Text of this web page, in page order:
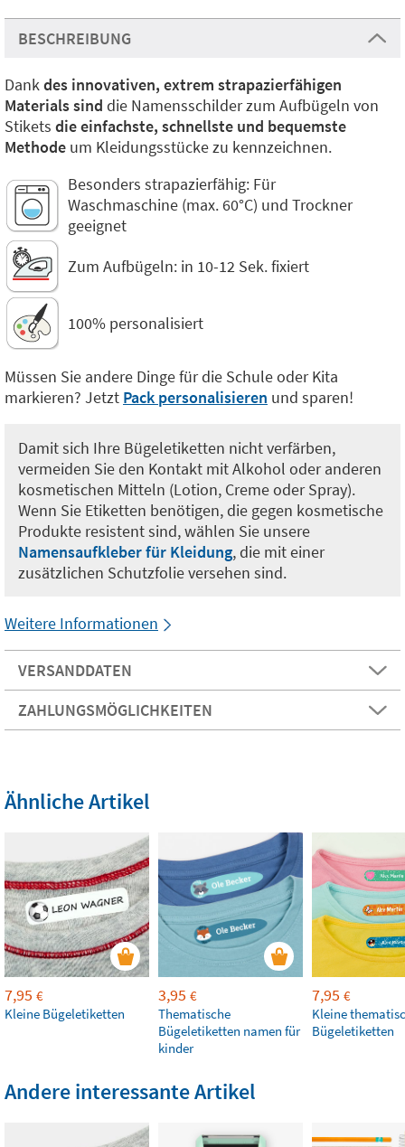
BESCHREIBUNG
Dankdes innovativen, extrem strapazierfähigen
Materials sind die Namensschilder zum Aufbügeln von
Stikets die einfachste, schnellste und bequemste
Methode um Kleidungsstücke zu kennzeichnen.
Besonders strapazierfähig: Für
Waschmaschine (max. 60°C) und Trockner
geeignet
Zum Aufbügeln: in 10-12 Sek. fixiert
100% personalisiert
Müssen Sie andere Dinge für die Schule oder Kita
markieren? Jetzt Pack personalisieren und sparen!
Damit sich Ihre Bügeletiketten nicht verfärben,
vermeiden Sie den Kontakt mit Alkohol oder anderen
kosmetischen Mitteln (Lotion, Creme oder Spray).
Wenn Sie Etiketten benötigen, die gegen kosmetische
Produkte resistent sind, wählen Sie unsere
Namensaufkleber für Kleidung, die mit einer
zusätzlichen Schutzfolie versehen sind.
Weitere Informationen
VERSANDDATEN
ZAHLUNGSMÖGLICHKEITEN
Ähnliche Artikel
7,95 €
Kleine Bügeletiketten
3,95 €
Thematische
Bügeletiketten namen für
kinder
7,95 €
Kleine
Bügeletiketten
Andere interessante Artikel